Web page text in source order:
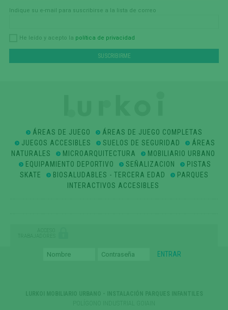
Indique su e-mail para suscribirse a la lista de correo
He leído y acepto la política de privacidad
ÁREAS DE JUEGO
ÁREAS DE JUEGO COMPLETAS
JUEGOS ACCESIBLES
SUELOS DE SEGURIDAD
ÁREAS
NATURALES
MICROARQUITECTURA
MOBILIARIO URBANO
EQUIPAMIENTO DEPORTIVO
SEÑALIZACION
PISTAS
SKATE
BIOSALUDABLES - TERCERA EDAD
PARQUES
INTERACTIVOS ACCESIBLES
ACCESO
TRABAJADORES